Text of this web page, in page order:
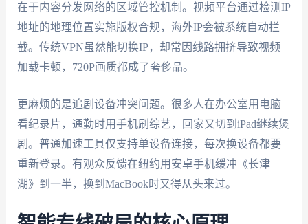
在于内容分发网络的区域管控机制。视频平台通过检测IP
地址的地理位置实施版权合规，海外IP会被系统自动拦
截。传统VPN虽然能切换IP，却常因线路拥挤导致视频
加载卡顿，720P画质都成了奢侈品。
更麻烦的是追剧设备冲突问题。很多人在办公室用电脑
看纪录片，通勤时用手机刷综艺，回家又切到iPad继续煲
剧。普通加速工具仅支持单设备连接，每次换设备都要
重新登录。有观众反馈在纽约用安卓手机缓冲《长津
湖》到一半，换到MacBook时又得从头来过。